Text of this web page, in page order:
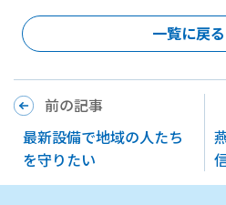
一覧に戻る
前の記事
最新設備で地域の人たち
を守りたい